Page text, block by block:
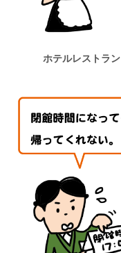
ホテルレストラン